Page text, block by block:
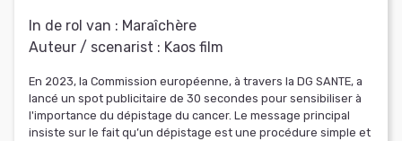
In de rol van : Maraîchère
Auteur / scenarist : Kaos film
En 2023, la Commission européenne, à travers la DG SANTE, a
lancé un spot publicitaire de 30 secondes pour sensibiliser à
l'importance du dépistage du cancer. Le message principal
insiste sur le fait qu’un dépistage est une procédure simple et